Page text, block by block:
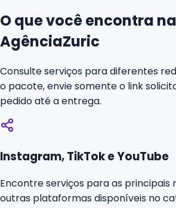
O que você encontra na
AgênciaZuric
Consulte serviços para diferentes
o pacote, envie somente o link
pedido até a entrega.
Instagram, TikTok e YouTube
Encontre serviços para as principais
outras plataformas disponíveis no